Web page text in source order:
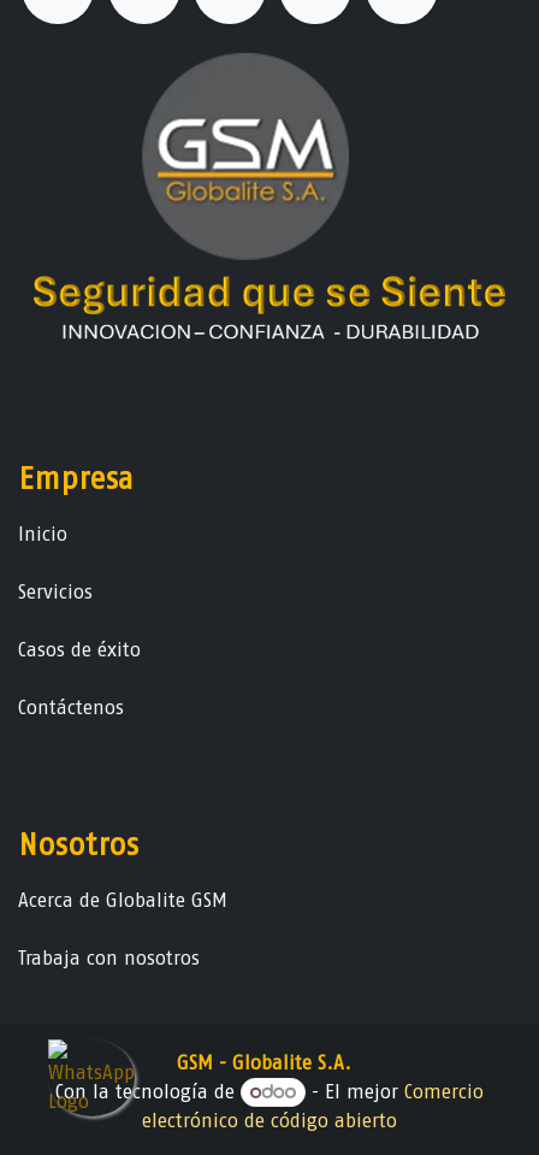
Empresa
Ini​ci​o
Servicios
Casos de éxito
Contáctenos
Nosotros
Acerca de Globalite GSM
Trabaja con nosotros
GSM - Globalite S.A.
Con la tecnología de
- El mejorComercio
electrónico de código abierto